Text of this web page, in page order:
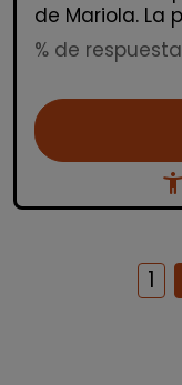
de Mariola. La
% de
accessibility_new
1